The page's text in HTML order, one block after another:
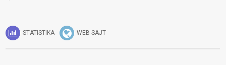
STATISTIKA WEB SAJT